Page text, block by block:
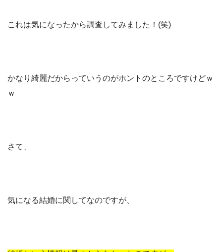
これは気になったから調査してみました！(笑)
かなり綺麗だからっていうのがホントのところですけどｗ
ｗ
さて、
気になる結婚に関してなのですが、